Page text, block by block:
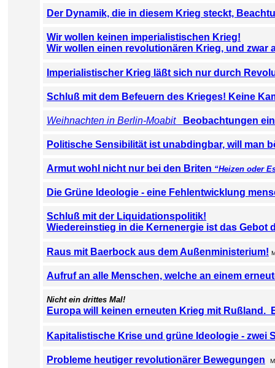
Der Dynamik, die in diesem Krieg steckt,
Wir wollen keinen imperialistischen Krieg!
Wir wollen einen revolutionären Krieg, und zwar
Imperialistischer Krieg läßt sich nur durch
Schluß mit dem Befeuern des Krieges! Keine
Weihnachten in Berlin-Moabit Beobachtungen
Politische Sensibilität ist unabdingbar, will man
Armut wohl nicht nur bei den Briten “Heizen oder
Die Grüne Ideologie - eine Fehlentwicklung
Schluß mit der Liquidationspolitik!
Wiedereinstieg in die Kernenergie ist das Gebot
Raus mit Baerbock aus dem Außenministerium!
Aufruf an alle Menschen, welche an einem
Nicht ein drittes Mal!
Europa will keinen erneuten Krieg mit Rußland.
Kapitalistische Krise und grüne Ideologie - zwei
Probleme heutiger revolutionärer Bewegungen